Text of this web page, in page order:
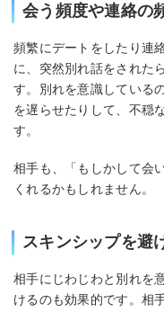
会う頻度や連絡の
頻繁にデートをしたり連
に、突然別れ話をされた
す。別れを意識している
を遅らせたりして、不穏
す。
相手も、「もしかして会
くれるかもしれません。
スキンシップを避
相手にじわじわと別れを
けるのも効果的です。相